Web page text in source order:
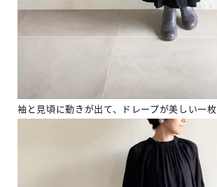
袖と見頃に動きが出て、ドレープが美しい一枚